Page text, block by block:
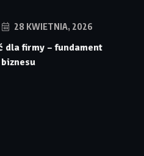
28 KWIETNIA, 2026
dla firmy – fundament